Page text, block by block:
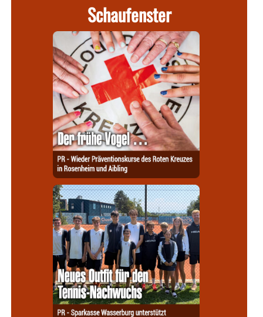
Schaufenster